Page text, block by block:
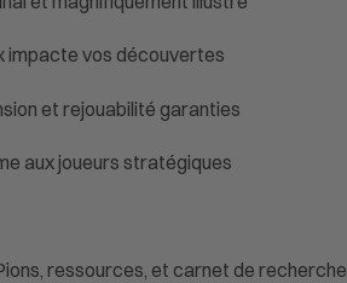
impacte vos découvertes
et rejouabilité garanties
aux joueurs stratégiques
ressources, et carnet de recherche